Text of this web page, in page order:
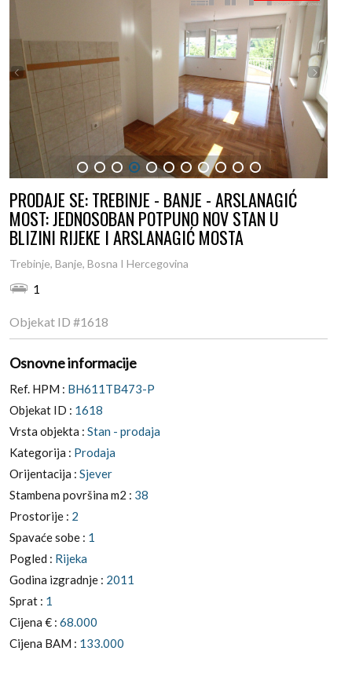
1 2 3 4 5 6 7 8 9 10 11
PRODAJE SE: TREBINJE - BANJE - ARSLANAGIĆ
MOST: JEDNOSOBAN POTPUNO NOV STAN U
BLIZINI RIJEKE I ARSLANAGIĆ MOSTA
Trebinje, Banje, Bosna I Hercegovina
1
Objekat ID #1618
Osnovne informacije
Ref. HPM : BH611TB473-P
Objekat ID : 1618
Vrsta objekta : Stan - prodaja
Kategorija : Prodaja
Orijentacija : Sjever
Stambena površina m2 : 38
Prostorije : 2
Spavaće sobe : 1
Pogled : Rijeka
Godina izgradnje : 2011
Sprat : 1
Cijena € : 68.000
Cijena BAM : 133.000